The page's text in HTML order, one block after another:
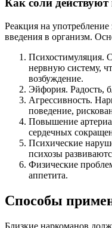
Как соли действуют
Реакция на употребление
введения в организм.
Психостимуляция.
нервную систему,
возбуждение.
Эйфория. Радость,
Агрессивность.
поведение,
Повышение
сердечных
Психические
психозы
Физические
аппетита.
Способы
Близкие наркоманов